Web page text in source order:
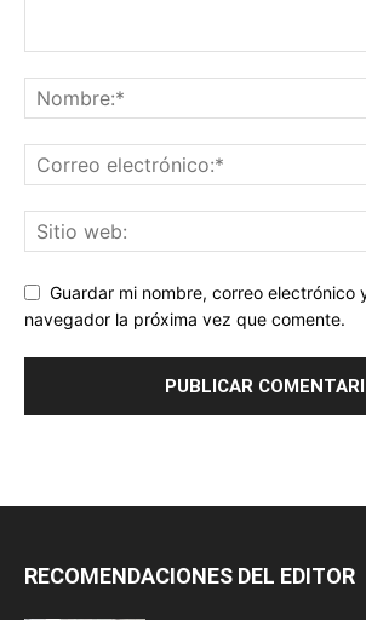
Guardar mi nombre, correo electrónico
navegador la próxima vez que comente.
RECOMENDACIONES DEL EDITOR